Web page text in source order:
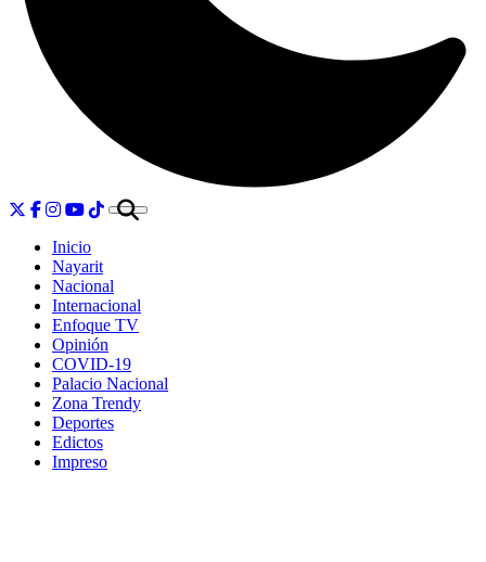
Inicio
Nayarit
Nacional
Internacional
Enfoque TV
Opinión
COVID-19
Palacio Nacional
Zona Trendy
Deportes
Edictos
Impreso